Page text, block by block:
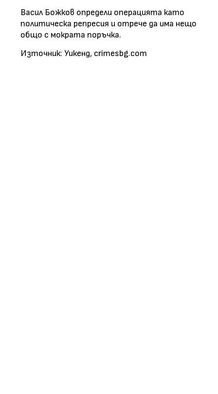
Васил Божков определи операцията като
политическа репресия и отрече да има нещо
общо с мократа поръчка.
Източник: Уикенд, crimesbg.com